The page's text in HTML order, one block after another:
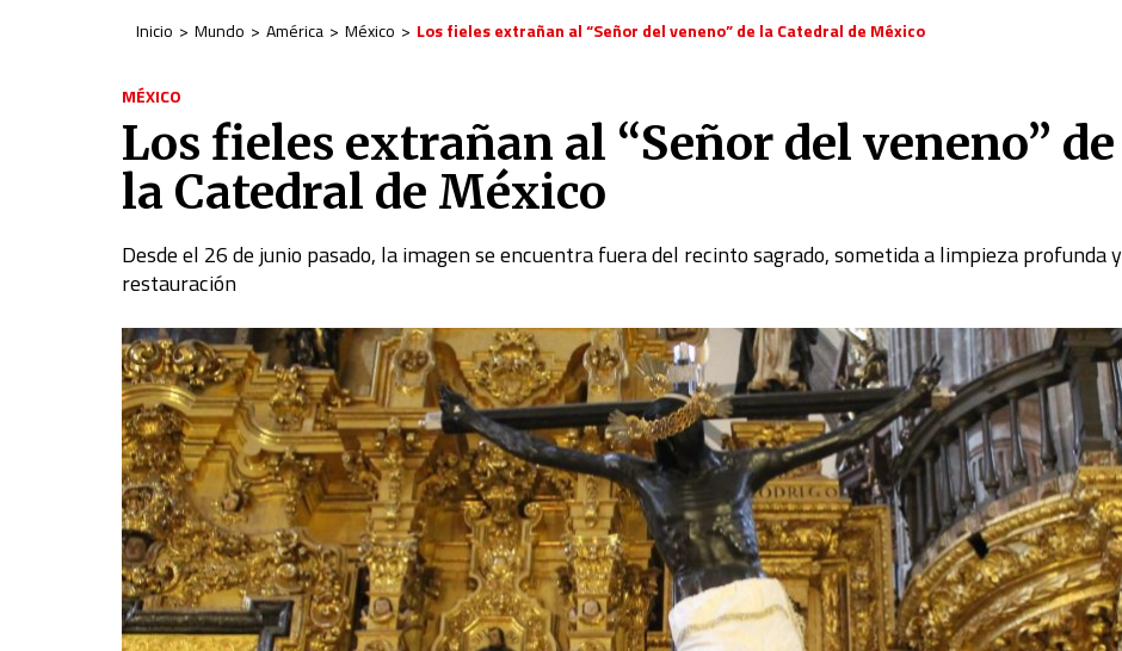
Inicio Mundo América México Los fieles extrañan al “Señor del veneno” de la Catedral de México
MÉXICO
Los fieles extrañan al “Señor del veneno” de
la Catedral de México
Desde el 26 de junio pasado, la imagen se encuentra fuera del recinto sagrado, sometida a limpieza profunda y
restauración